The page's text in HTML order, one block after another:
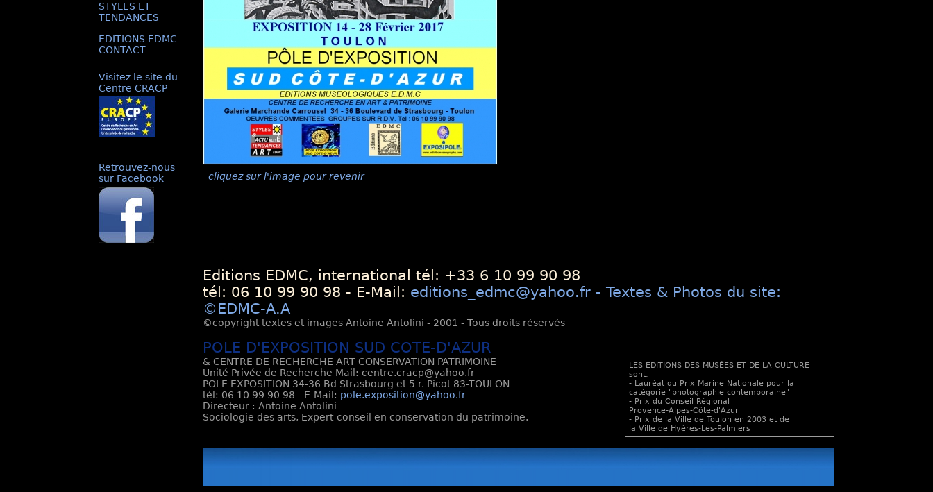
STYLES ET
TENDANCES
EDITIONS EDMC
CONTACT
Visitez le site du
Centre CRACP
Retrouvez-nous
sur Facebook
cliquez sur l'image pour revenir
Editions EDMC, international tél: +33 6 10 99 90 98
tél: 06 10 99 90 98 - E-Mail: editions_edmc@yahoo.fr - Textes & Photos du site:
©EDMC-A.A
©copyright textes et images Antoine Antolini - 2001 - Tous droits réservés
POLE D'EXPOSITION SUD COTE-D'AZUR
& CENTRE DE RECHERCHE ART CONSERVATION PATRIMOINE
Unité Privée de Recherche Mail: centre.cracp@yahoo.fr
POLE EXPOSITION 34-36 Bd Strasbourg et 5 r. Picot 83-TOULON
tél: 06 10 99 90 98 - E-Mail: pole.exposition@yahoo.fr
Directeur : Antoine Antolini
Sociologie des arts, Expert-conseil en conservation du patrimoine.
LES EDITIONS DES MUSÉES ET DE LA CULTURE
sont:
- Lauréat du Prix Marine Nationale pour la
catégorie "photographie contemporaine"
- Prix du Conseil Régional
Provence-Alpes-Côte-d'Azur
- Prix de la Ville de Toulon en 2003 et de
la Ville de Hyères-Les-Palmiers